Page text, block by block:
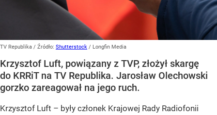
TV Republika / Źródło: Shutterstock / Longfin Media
Krzysztof Luft, powiązany z TVP, złożył skargę
do KRRiT na TV Republika. Jarosław Olechowski
gorzko zareagował na jego ruch.
Krzysztof Luft – były członek Krajowej Rady Radiofonii